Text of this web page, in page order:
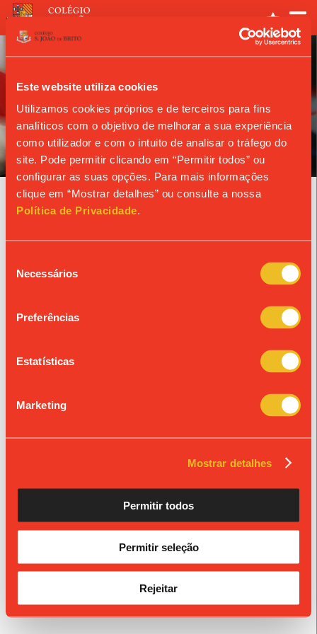
Este website utiliza cookies
Utilizamos cookies próprios e de terceiros para fins
analíticos com o objetivo de melhorar a sua experiência
como utilizador e com o intuito de analisar o tráfego do
site. Pode permitir clicando em “Permitir todos” ou
configurar as suas opções. Para mais informações
clique em “Mostrar detalhes” ou consulte a nossa
Política de Privacidade.
Necessários
Preferências
Estatísticas
Marketing
Mostrar detalhes
Permitir todos
Permitir seleção
Rejeitar
ANO LETIVO
Agenda
03/06/2027
MISSA DE TURMA | 8.º B
Propriedade da Fundação S. João de Brito, Alvará n.º 980.